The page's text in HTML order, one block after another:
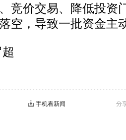
竞价交易、降低投资
空，导致一批资金主
分
手机看新闻